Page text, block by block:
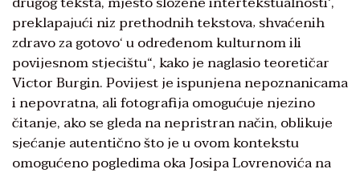
preklapajući niz prethodnih tekstova‚ shvaćenih
zdravo za gotovo‘ u određenom kul­turnom ili
povijesnom stjecištu“, kako je naglasio teoretičar
Victor Burgin. Povijest je ispunjena ne­poznanicama
i nepovratna, ali foto­grafija omogućuje njezino
čitanje, ako se gleda na nepristran način, oblikuje
sjećanje autentično što je u ovom kontekstu
omogućeno pog­ledima oka Josipa Lovrenovića na